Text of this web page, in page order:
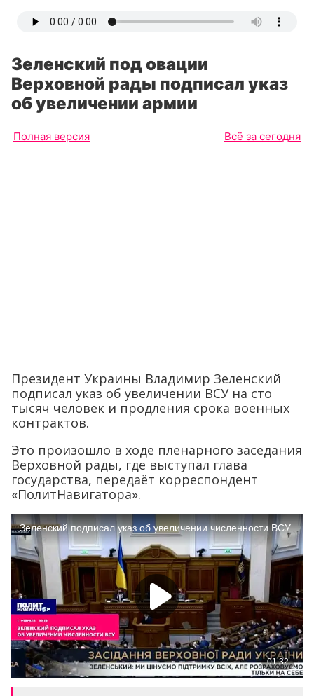
Зеленский под овации
Верховной рады подписал указ
об увеличении армии
Полная версия Всё за сегодня
Президент Украины Владимир Зеленский
подписал указ об увеличении ВСУ на сто
тысяч человек и продления срока военных
контрактов.
Это произошло в ходе пленарного заседания
Верховной рады, где выступал глава
государства, передаёт корреспондент
«ПолитНавигатора».